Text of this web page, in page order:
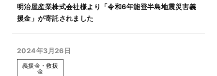
明治屋産業株式会社様より「令和6年能登半島地震災害義
援金」が寄託されました
2024年3月26日
義援金・救援
金